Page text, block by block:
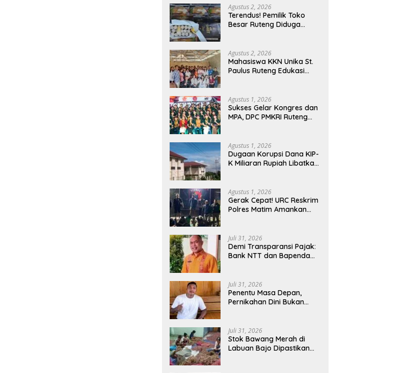
Gelar Perkara,
Penyelidikan Polres
Manggarai Barat
Agustus 2, 2026
Terendus! Pemilik Toko
Besar Ruteng Diduga
Flores
Agustus 2, 2026
Mahasiswa KKN Unika St.
Paulus Ruteng Edukasi
Galong, Kota Komba
Utara
Agustus 1, 2026
Sukses Gelar Kongres dan
MPA, DPC PMKRI Ruteng
Agustus 1, 2026
Dugaan Korupsi Dana KIP-
K Miliaran Rupiah Libatkan
Agustus 1, 2026
Gerak Cepat! URC Reskrim
Polres Matim Amankan
Golo Kantar
Juli 31, 2026
​Demi Transparansi Pajak:
Bank NTT dan Bapenda
Juli 31, 2026
Penentu Masa Depan,
Pernikahan Dini Bukan
Juli 31, 2026
Stok Bawang Merah di
Labuan Bajo Dipastikan